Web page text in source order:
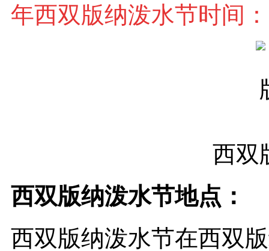
年西双版纳泼水节时间
西双
西双版纳泼水节地点：
西双版纳泼水节在西双